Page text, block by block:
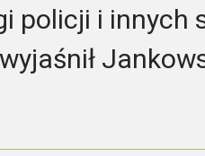
policji i innych